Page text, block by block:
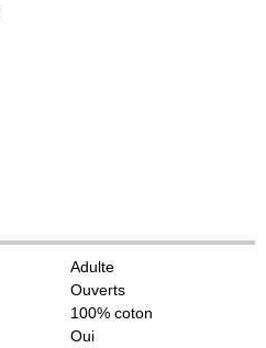
Adulte
Ouverts
100% coton
Oui